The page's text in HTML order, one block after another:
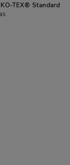
TEX® Standard